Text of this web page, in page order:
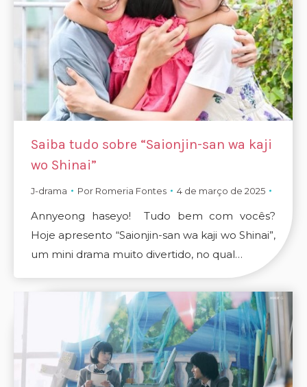
Saiba tudo sobre “Saionjin-san wa kaji
wo Shinai”
J-drama Por Romeria Fontes 4 de março de 2025
Annyeong haseyo! Tudo bem com vocês?
Hoje apresento “Saionjin-san wa kaji wo Shinai”,
um mini drama muito divertido, no qual…